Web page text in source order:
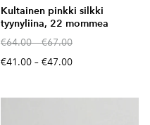
Kultainen pinkki silkki
tyynyliina, 22 mommea
€64.00–€67.00
€41.00 – €47.00